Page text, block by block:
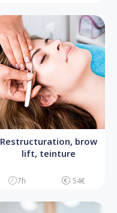
Restructuration, brow
lift, teinture
7h 54€